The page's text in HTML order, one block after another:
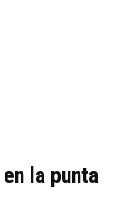
la punta